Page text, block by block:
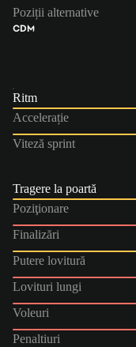
Poziții alternative
CDM
Ritm
Accelerație
Viteză sprint
Tragere la poartă
Poziţionare
Finalizări
Putere lovitură
Lovituri lungi
Voleuri
Penaltiuri